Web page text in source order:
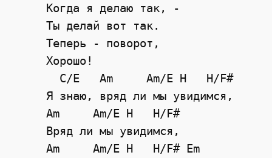
     Когда я делаю так, -
     Ты делай вот так.
     Теперь - поворот,
     Хорошо!
       C/E   Am     Am/E H   H/F#
     Я знаю, вряд ли мы увидимся,
     Am     Am/E H   H/F#
     Вряд ли мы увидимся,
     Am     Am/E H   H/F# Em